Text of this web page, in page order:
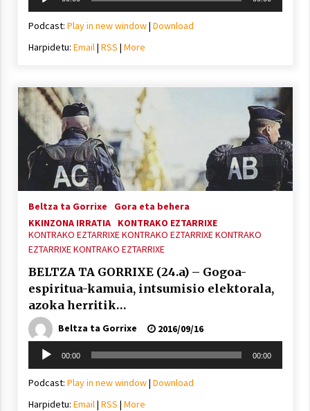
erreproduzigailua
Podcast: Play in new window| Download
Harpidetu: Email| RSS | More
Beltza ta Gorrixe
Gora eta behera
KKINZONA IRRATIA
KONTRAKO EZTARRIXE
KONTRAKO EZTARRIXEKONTRAKO EZTARRIXEKONTRAKO
EZTARRIXEKONTRAKO EZTARRIXE
BELTZA TA GORRIXE (24.a) – Gogoa-
espiritua-kamuia, intsumisio elektorala,
azoka herritik…
Beltza ta Gorrixe
2016/09/16
Soinu
erreproduzigailua
00:00 00:00
Podcast: Play in new window| Download
Harpidetu: Email| RSS | More